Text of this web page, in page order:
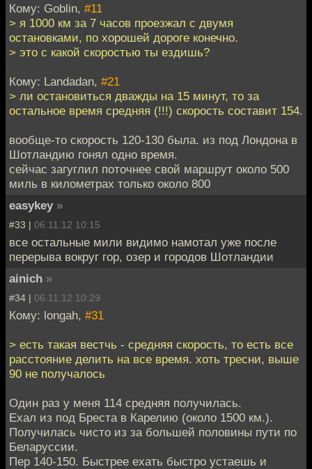
Кому: Goblin, #11
> я 1000 км за 7 часов проезжал с двумя
остановками, по хорошей дороге конечно.
> это с какой скоростью ты ездишь?
Кому: Landadan, #21
> ли остановиться дважды на 15 минут, то за
остальное время средняя (!!!) скорость составит 154.
вообще-то скорость 120-130 была. из под Лондона в
Шотландию гонял одно время.
сейчас загуглил поточнее свой маршрут около 500
миль в километрах только около 800
easykey »
#33 | 06.11.12 10:15
все остальные мили видимо намотал уже после
перерыва вокруг гор, озер и городов Шотландии
ainich »
#34 | 06.11.12 10:29
Кому: longah, #31
> есть такая вестчь - средняя скорость, то есть все
расстояние делить на все время. хоть тресни, выше
90 не получалось
Один раз у меня 114 средняя получилась.
Ехал из под Бреста в Карелию (около 1500 км.).
Получилась чисто из за большей половины пути по
Беларуссии.
Пер 140-150. Быстрее ехать быстро устаешь и